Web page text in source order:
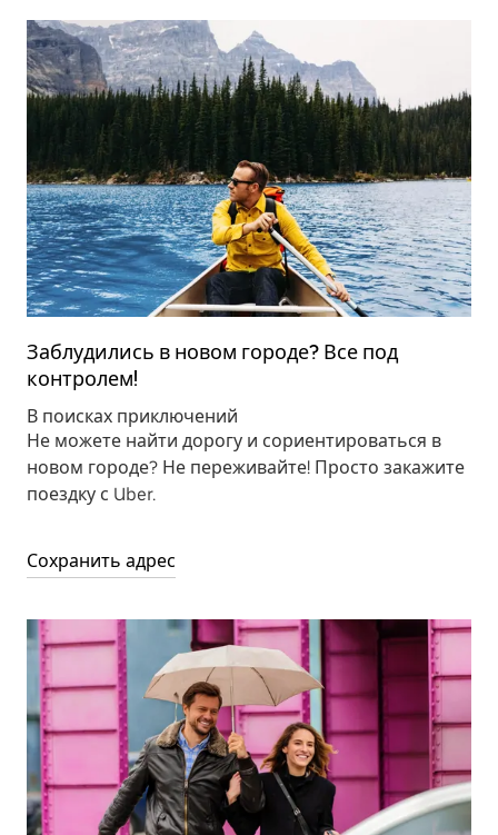
Заблудились в новом городе? Все под
контролем!
В поисках приключений
Не можете найти дорогу и сориентироваться в
новом городе? Не переживайте! Просто закажите
поездку с Uber.
Сохранить адрес